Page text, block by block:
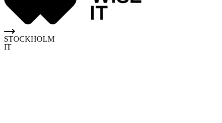
STOCKHOLM
IT